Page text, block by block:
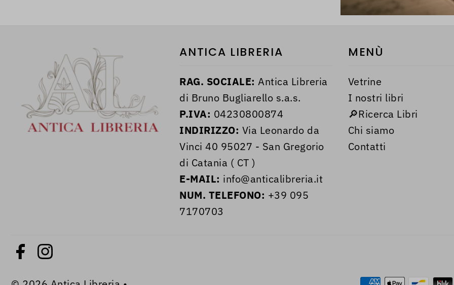
ANTICA LIBRERIA
RAG. SOCIALE: Antica Libreria
di Bruno Bugliarello s.a.s.
P.IVA: 04230800874
INDIRIZZO: Via Leonardo da
Vinci 40 95027 - San Gregorio
di Catania ( CT )
E-MAIL: info@anticalibreria.it
NUM. TELEFONO: +39 095
7170703
MENÙ
Vetrine
I nostri libri
🔎Ricerca Libri
Chi siamo
Contatti